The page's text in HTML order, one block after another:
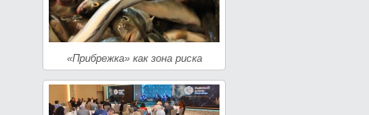
«Прибрежка» как зона риска